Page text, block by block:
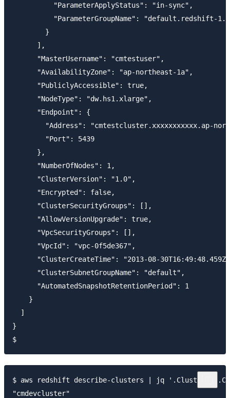
          "ParameterApplyStatus": "in-sync",
"ParameterGroupName": "default.redshift-
        }
      ],
      "MasterUsername": "cmtestuser",
      "AvailabilityZone": "ap-northeast-1a",
      "PubliclyAccessible": true,
      "NodeType": "dw.hs1.xlarge",
      "Endpoint": {
"Address": "cmtestcluster.xxxxxxxxxxx.ap-
        "Port": 5439
      },
      "NumberOfNodes": 1,
      "ClusterVersion": "1.0",
      "Encrypted": false,
      "ClusterSecurityGroups": [],
      "AllowVersionUpgrade": true,
      "VpcSecurityGroups": [],
      "VpcId": "vpc-0f5de367",
"ClusterCreateTime": "2013-08-
      "ClusterSubnetGroupName": "default",
      "AutomatedSnapshotRetentionPeriod": 1
    }
  ]
}
$ aws redshift describe-clusters | jq
"cmdevcluster"